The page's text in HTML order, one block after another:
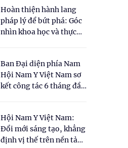
Hoàn thiện hành lang
pháp lý để bứt phá: Góc
nhìn khoa học và thực
cho Luật Y dược cổ
truyền Việt Nam"
Ban Đại diện phía Nam
Hội Nam Y Việt Nam sơ
kết công tác 6 tháng đầu
Hội Nam Y Việt Nam:
Đổi mới sáng tạo, khẳng
định vị thế trên nền tảng